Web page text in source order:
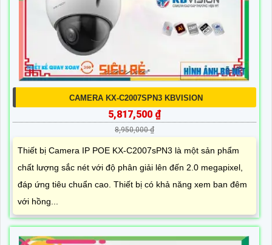
CAMERA KX-C2007SPN3 KBVISION
5,817,500 ₫
8,950,000 ₫
Thiết bị Camera IP POE KX-C2007sPN3 là một sản phẩm
chất lượng sắc nét với độ phân giải lên đến 2.0 megapixel,
đáp ứng tiêu chuẩn cao. Thiết bị có khả năng xem ban đêm
với hồng...